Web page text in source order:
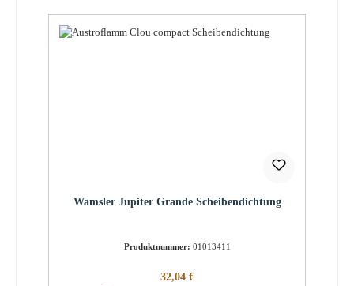
Wamsler Jupiter Grande Scheibendichtung
Produktnummer: 01013411
Regulärer Preis:
32,04 €